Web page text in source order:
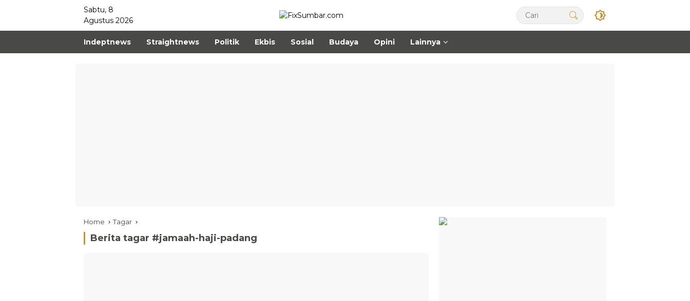
Sabtu, 8
Agustus 2026
Indeptnews Straightnews Politik Ekbis Sosial Budaya Opini Lainnya
Home Tagar
Berita tagar #jamaah-haji-padang